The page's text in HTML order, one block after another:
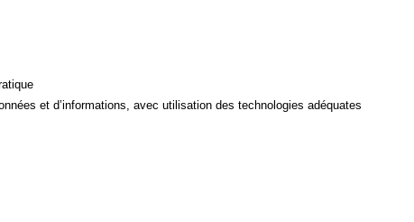
et d’informations, avec utilisation des technologies adéquates